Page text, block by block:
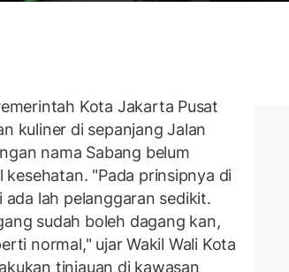
Kota Jakarta Pusat
kuliner di sepanjang Jalan
nama Sabang belum
"Pada prinsipnya di
lah pelanggaran sedikit.
sudah boleh dagang kan,
normal," ujar Wakil Wali Kota
tinjauan di kawasan